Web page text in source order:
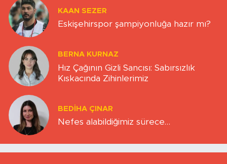
KAAN SEZER
Eskişehirspor şampiyonluğa hazır mı?
BERNA KURNAZ
Hız Çağının Gizli Sancısı: Sabırsızlık
Kıskacında Zihinlerimiz
BEDIHA ÇINAR
Nefes alabildiğimiz sürece…